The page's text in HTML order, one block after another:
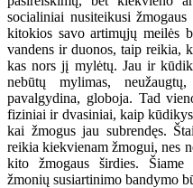
socialiniai nusiteikusi
kitokios savo artimųjų meilės
vandens ir duonos, taip reikia,
kas nors jį mylėtų. Jau ir
nebūtų mylimas,
pavalgydina, globoja. Tad
fiziniai ir dvasiniai, kaip
kai žmogus jau subrendęs.
reikia kiekvienam žmogui, nes
kito žmogaus širdies. Šiame
žmonių susiartinimo bandymo